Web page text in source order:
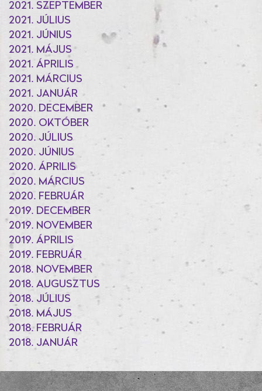
2021. SZEPTEMBER
2021. JÚLIUS
2021. JÚNIUS
2021. MÁJUS
2021. ÁPRILIS
2021. MÁRCIUS
2021. JANUÁR
2020. DECEMBER
2020. OKTÓBER
2020. JÚLIUS
2020. JÚNIUS
2020. ÁPRILIS
2020. MÁRCIUS
2020. FEBRUÁR
2019. DECEMBER
2019. NOVEMBER
2019. ÁPRILIS
2019. FEBRUÁR
2018. NOVEMBER
2018. AUGUSZTUS
2018. JÚLIUS
2018. MÁJUS
2018. FEBRUÁR
2018. JANUÁR